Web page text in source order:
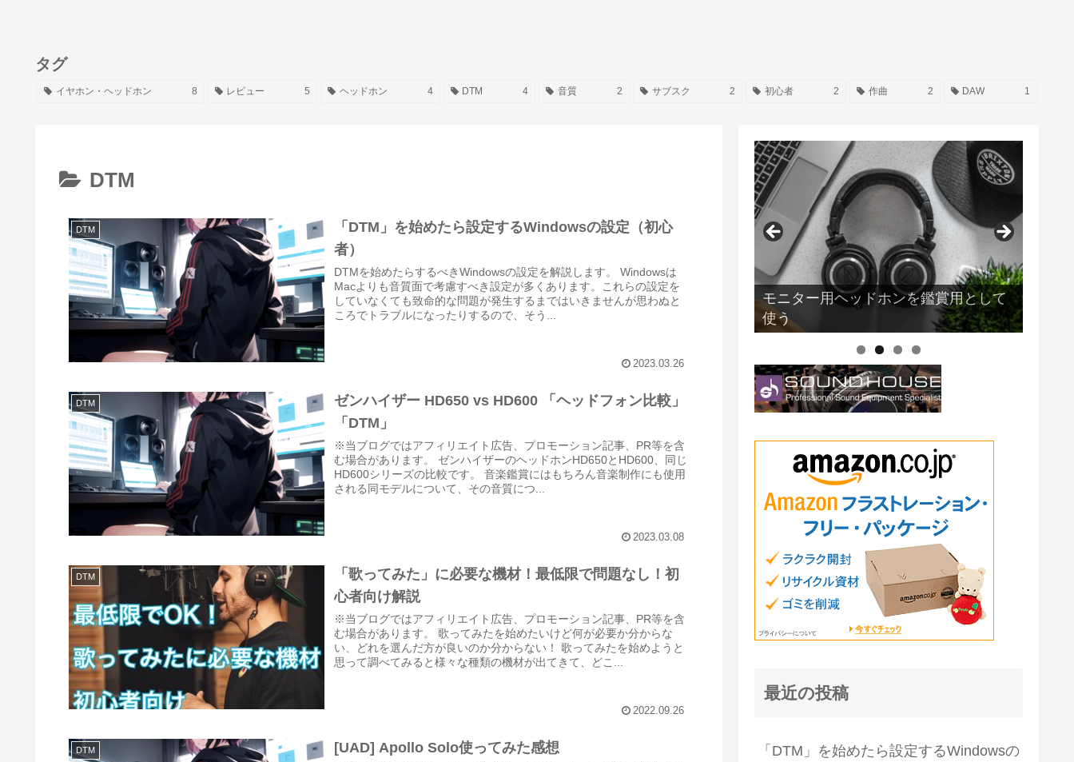
タグ
イヤホン・ヘッドホン 8 レビュー 5 ヘッドホン 4 DTM 4 音質 2 サブスク 2 初心者 2 作曲 2 DAW 1
DTM
DTM
「DTM」を始めたら設定するWindowsの設定（初心
者）
DTMを始めたらするべきWindowsの設定を解説します。 Windowsは
Macよりも音質面で考慮すべき設定が多くあります。これらの設定を
していなくても致命的な問題が発生するまではいきませんが思わぬと
ころでトラブルになったりするので、そう...
2023.03.26
DTM
ゼンハイザー HD650 vs HD600 「ヘッドフォン比較」
「DTM」
※当ブログではアフィリエイト広告、プロモーション記事、PR等を含
む場合があります。 ゼンハイザーのヘッドホンHD650とHD600、同じ
HD600シリーズの比較です。 音楽鑑賞にはもちろん音楽制作にも使用
される同モデルについて、その音質につ...
2023.03.08
DTM
「歌ってみた」に必要な機材！最低限で問題なし！初
心者向け解説
※当ブログではアフィリエイト広告、プロモーション記事、PR等を含
む場合があります。 歌ってみたを始めたいけど何が必要か分からな
い、どれを選んだ方が良いのか分からない！ 歌ってみたを始めようと
思って調べてみると様々な種類の機材が出てきて、どこ...
2022.09.26
DTM [UAD] Apollo Solo使ってみた感想
モニター用ヘッドホンを鑑賞用として
使う
Earpodsの音質は結局どうなのか
最近の投稿
「DTM」を始めたら設定するWindowsの